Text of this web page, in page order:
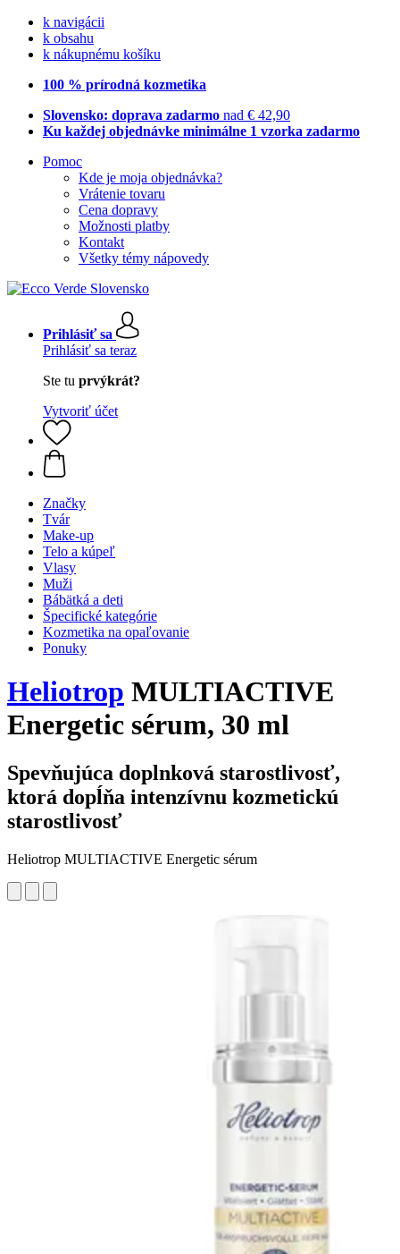
k navigácii
k obsahu
k nákupnému košíku
100 % prírodná kozmetika
Slovensko: doprava zadarmo nad € 42,90
Ku každej objednávke minimálne 1 vzorka zadarmo
Pomoc
Kde je moja objednávka?
Vrátenie tovaru
Cena dopravy
Možnosti platby
Kontakt
Všetky témy nápovedy
Prihlásiť sa
Prihlásiť sa teraz
Ste tu prvýkrát?
Vytvoriť účet
Značky
Tvár
Make-up
Telo a kúpeľ
Vlasy
Muži
Bábätká a deti
Špecifické kategórie
Kozmetika na opaľovanie
Ponuky
Heliotrop MULTIACTIVE
Energetic sérum, 30 ml
Spevňujúca doplnková starostlivosť,
ktorá dopĺňa intenzívnu kozmetickú
starostlivosť
Heliotrop MULTIACTIVE Energetic sérum